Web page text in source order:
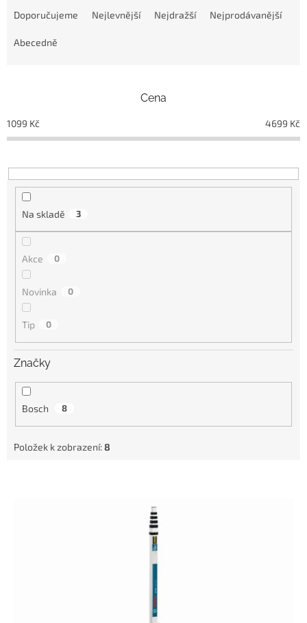
e
o
d
k
t
Doporučujeme Nejlevnější Nejdražší Nejprodávanější
Abecedně
Cena
1099 Kč 4699 Kč
Na skladě 3
Akce 0
Novinka 0
Tip 0
Značky
Bosch 8
Položek k zobrazení:8